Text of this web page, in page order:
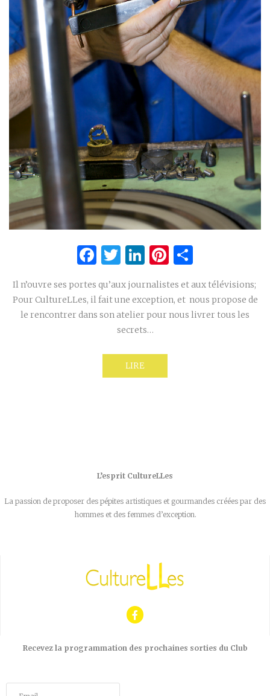
Facebook
Twitter
LinkedIn
Pinterest
Il n’ouvre ses portes qu’aux journalistes et aux télévisions;
Pour CultureLLes, il fait une exception, et nous propose de
le rencontrer dans son atelier pour nous livrer tous les
secrets…
LIRE
L’esprit CultureLLes
La passion de proposer des pépites artistiques et gourmandes créées par des
hommes et des femmes d’exception.
Recevez la programmation des prochaines sorties du Club